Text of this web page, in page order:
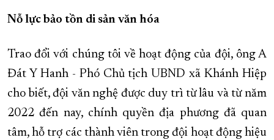
Nỗ lực bảo tồn di sản văn hóa
Trao đổi với chúng tôi về hoạt động của đội, ông A
Đát Y Hanh - Phó Chủ tịch UBND xã Khánh Hiệp
cho biết, đội văn nghệ được duy trì từ lâu và từ năm
2022 đến nay, chính quyền địa phương đã quan
tâm, hỗ trợ các thành viên trong đội hoạt động hiệu